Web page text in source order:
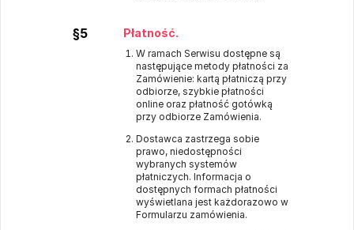
§5 Płatność.
W ramach Serwisu dostępne są
następujące metody płatności za
Zamówienie: kartą płatniczą przy
odbiorze, szybkie płatności
online oraz płatność gotówką
przy odbiorze Zamówienia.
Dostawca zastrzega sobie
prawo, niedostępności
wybranych systemów
płatniczych. Informacja o
dostępnych formach płatności
wyświetlana jest każdorazowo w
Formularzu zamówienia.